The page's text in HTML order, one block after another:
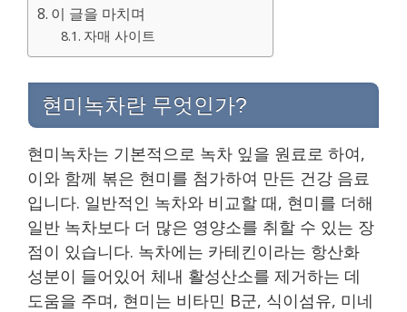
이 글을 마치며
자매 사이트
현미녹차란 무엇인가?
현미녹차는 기본적으로 녹차 잎을 원료로 하여,
이와 함께 볶은 현미를 첨가하여 만든 건강 음료
입니다. 일반적인 녹차와 비교할 때, 현미를 더해
일반 녹차보다 더 많은 영양소를 취할 수 있는 장
점이 있습니다. 녹차에는 카테킨이라는 항산화
성분이 들어있어 체내 활성산소를 제거하는 데
도움을 주며, 현미는 비타민 B군, 식이섬유, 미네